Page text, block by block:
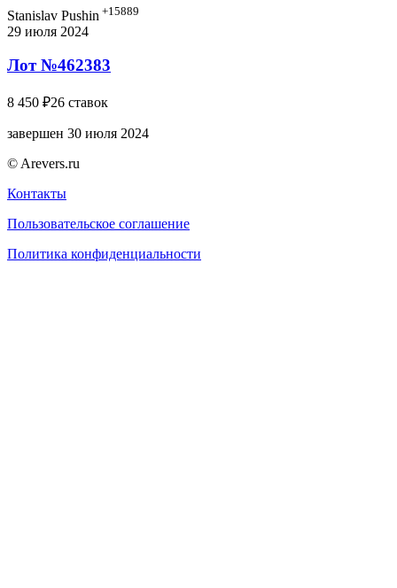
Stanislav Pushin +15889
29 июля 2024
Лот №462383
8 450 ₽26 ставок
завершен 30 июля 2024
© Arevers.ru
Контакты
Пользовательское соглашение
Политика конфиденциальности